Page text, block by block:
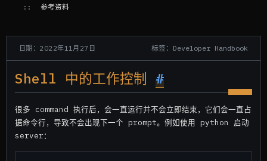
日期：2022年11月27日 标签：Developer Handbook
Shell 中的工作控制 #
很多 command 执行后，会一直运行并不会立即结束，它们会一直占
据命令行，导致不会出现下一个 prompt。例如使用 python 启动
server：
参考资料